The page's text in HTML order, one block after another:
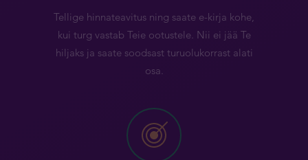
Tellige hinnateavitus ning saate e-kirja kohe,
kui turg vastab Teie ootustele. Nii ei jää Te
hiljaks ja saate soodsast turuolukorrast alati
osa.